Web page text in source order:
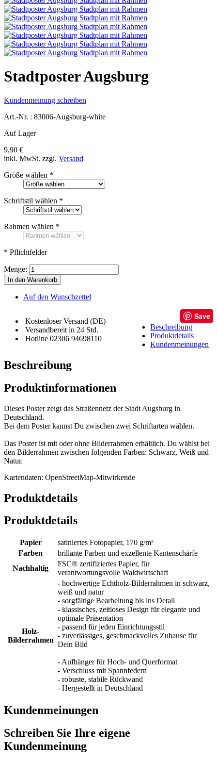
Stadtposter Augsburg
Kundenmeinung schreiben
Art.-Nr. : 83006-Augsburg-white
Auf Lager
9,90 €
inkl. MwSt. zzgl. Versand
Größe wählen *
Schriftstil wählen *
Rahmen wählen *
* Pflichtfelder
Menge:
In den Warenkorb
Auf den Wunschzettel
Kostenloser Versand (DE)
Versandbereit in 24 Std.
Hotline 02306 94698110
Save
Beschreibung
Produktdetails
Kundenmeinungen
Beschreibung
Produktinformationen
Dieses Poster zeigt das Straßennetz der Stadt Augsburg in
Deutschland.
Bei dem Poster kannst Du zwischen zwei Schriftarten wählen.
Das Poster ist mit oder ohne Bilderrahmen erhältlich. Du wählst bei
den Bilderrahmen zwischen folgenden Farben: Schwarz, Weiß und
Natur.
Kartendaten: OpenStreetMap-Mitwirkende
Produktdetails
Produktdetails
Papier
satiniertes Fotopapier, 170 g/m²
Farben
brillante Farben und exzellente Kantenschärfe
Nachhaltig
FSC® zertifiziertes Papier, für
verantwortungsvolle Waldwirtschaft
Holz-
Bilderrahmen
- hochwertige Echtholz-Bilderrahmen in schwarz,
weiß und natur
- sorgfältige Bearbeitung bis ins Detail
- klassisches, zeitloses Design für elegante und
optimale Präsentation
- passend für jeden Einrichtungsstil
- zuverlässiges, geschmackvolles Zuhause für
Dein Bild
- Aufhänger für Hoch- und Querformat
- Verschluss mit Spannfedern
- robuste, stabile Rückwand
- Hergestellt in Deutschland
Kundenmeinungen
Schreiben Sie Ihre eigene
Kundenmeinung